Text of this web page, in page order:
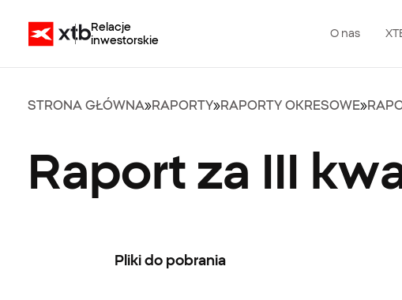
Relacje
inwestorskie
O nas
STRONA GŁÓWNA»RAPORTY»RAPORTY OKRESOWE»
Raport za III
Pliki do pobrania